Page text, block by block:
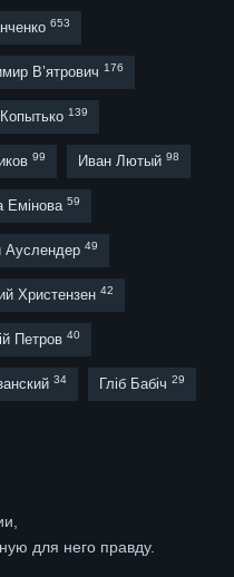
653
В’ятрович 176
139
99 Иван Лютый 98
Емінова 59
Ауслендер 49
Христензен 42
Петров 40
34 Гліб Бабіч 29
для него правду.